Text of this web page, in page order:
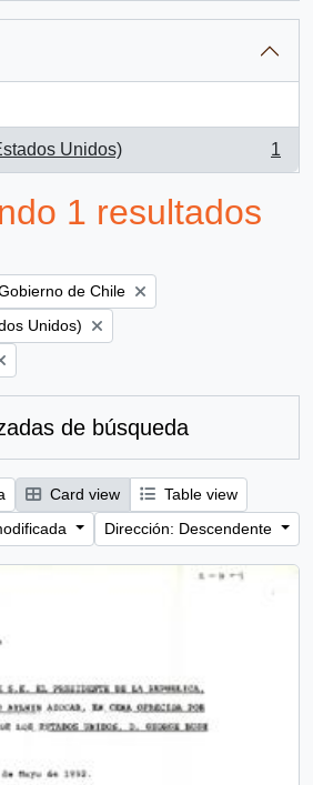
Unidos) 1
1 resultados
de Chile
Unidos)
de búsqueda
Card view
Table view
Dirección: Descendente